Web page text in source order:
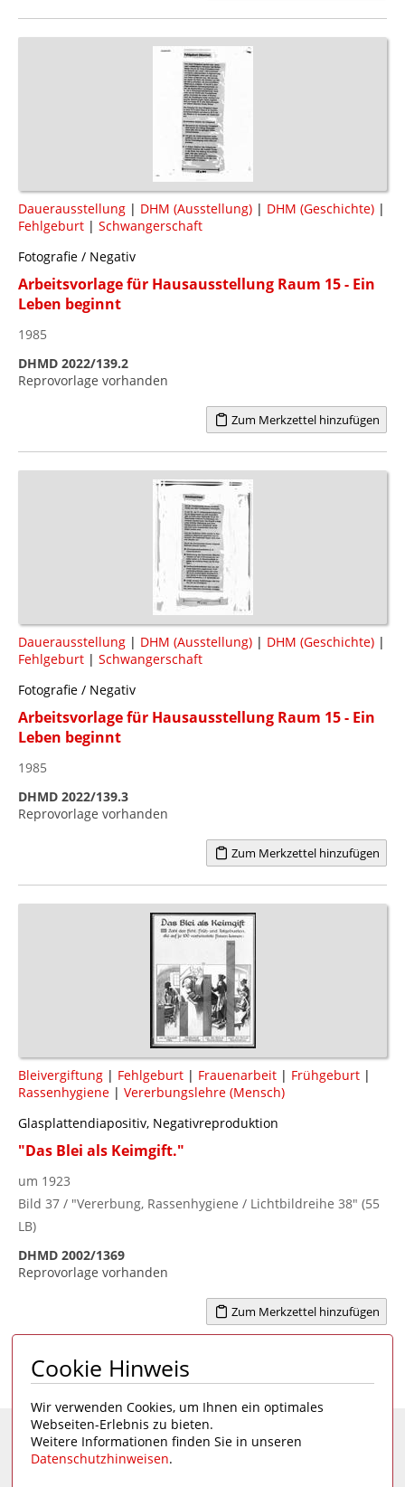
Dauerausstellung | DHM (Ausstellung) | DHM (Geschichte) |
Fehlgeburt | Schwangerschaft
Fotografie / Negativ
Arbeitsvorlage für Hausausstellung Raum 15 - Ein
Leben beginnt
1985
DHMD 2022/139.2
Reprovorlage vorhanden
Zum Merkzettel hinzufügen
Dauerausstellung | DHM (Ausstellung) | DHM (Geschichte) |
Fehlgeburt | Schwangerschaft
Fotografie / Negativ
Arbeitsvorlage für Hausausstellung Raum 15 - Ein
Leben beginnt
1985
DHMD 2022/139.3
Reprovorlage vorhanden
Zum Merkzettel hinzufügen
Bleivergiftung | Fehlgeburt | Frauenarbeit | Frühgeburt |
Rassenhygiene | Vererbungslehre (Mensch)
Glasplattendiapositiv, Negativreproduktion
"Das Blei als Keimgift."
um 1923
Bild 37 / "Vererbung, Rassenhygiene / Lichtbildreihe 38" (55
LB)
DHMD 2002/1369
Reprovorlage vorhanden
Zum Merkzettel hinzufügen
Seite 1 von 1 1
Eine Seite desDeutschen Hygiene-Museums
Cookie Hinweis
Wir verwenden Cookies, um Ihnen ein optimales
Webseiten-Erlebnis zu bieten.
Weitere Informationen finden Sie in unseren
Datenschutzhinweisen.